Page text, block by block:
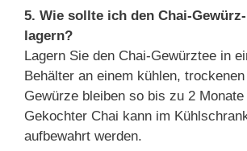
5. Wie sollte ich den Chai-
lagern?
Lagern Sie den Chai-Gewürztee in
Behälter an einem kühlen,
Gewürze bleiben so bis zu 2
Gekochter Chai kann im
aufbewahrt werden.